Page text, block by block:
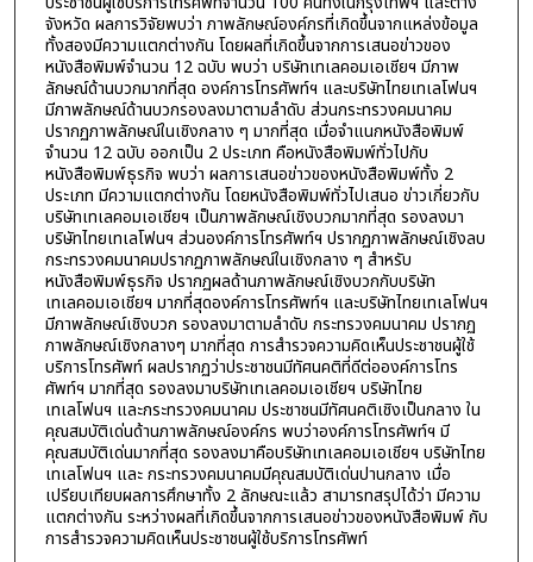
จังหวัด ผลการวิจัยพบว่า ภาพลักษณ์องค์กรที่เกิดขึ้นจากแหล่งข้อมูล
ทั้งสองมีความแตกต่างกัน โดยผลที่เกิดขึ้นจากการเสนอข่าวของ
หนังสือพิมพ์จำนวน 12 ฉบับ พบว่า บริษัทเทเลคอมเอเชียฯ มีภาพ
ลักษณ์ด้านบวกมากที่สุด องค์การโทรศัพท์ฯ และบริษัทไทยเทเลโฟนฯ
มีภาพลักษณ์ด้านบวกรองลงมาตามลำดับ ส่วนกระทรวงคมนาคม
ปรากฏภาพลักษณ์ในเชิงกลาง ๆ มากที่สุด เมื่อจำแนกหนังสือพิมพ์
จำนวน 12 ฉบับ ออกเป็น 2 ประเภท คือหนังสือพิมพ์ทั่วไปกับ
หนังสือพิมพ์ธุรกิจ พบว่า ผลการเสนอข่าวของหนังสือพิมพ์ทั้ง 2
ประเภท มีความแตกต่างกัน โดยหนังสือพิมพ์ทั่วไปเสนอ ข่าวเกี่ยวกับ
บริษัทเทเลคอมเอเชียฯ เป็นภาพลักษณ์เชิงบวกมากที่สุด รองลงมา
บริษัทไทยเทเลโฟนฯ ส่วนองค์การโทรศัพท์ฯ ปรากฏภาพลักษณ์เชิงลบ
กระทรวงคมนาคมปรากฏภาพลักษณ์ในเชิงกลาง ๆ สำหรับ
หนังสือพิมพ์ธุรกิจ ปรากฏผลด้านภาพลักษณ์เชิงบวกกับบริษัท
เทเลคอมเอเชียฯ มากที่สุดองค์การโทรศัพท์ฯ และบริษัทไทยเทเลโฟนฯ
มีภาพลักษณ์เชิงบวก รองลงมาตามลำดับ กระทรวงคมนาคม ปรากฏ
ภาพลักษณ์เชิงกลางๆ มากที่สุด การสำรวจความคิดเห็นประชาชนผู้ใช้
บริการโทรศัพท์ ผลปรากฏว่าประชาชนมีทัศนคติที่ดีต่อองค์การโทร
ศัพท์ฯ มากที่สุด รองลงมาบริษัทเทเลคอมเอเชียฯ บริษัทไทย
เทเลโฟนฯ และกระทรวงคมนาคม ประชาชนมีทัศนคติเชิงเป็นกลาง ใน
คุณสมบัติเด่นด้านภาพลักษณ์องค์กร พบว่าองค์การโทรศัพท์ฯ มี
คุณสมบัติเด่นมากที่สุด รองลงมาคือบริษัทเทเลคอมเอเชียฯ บริษัทไทย
เทเลโฟนฯ และ กระทรวงคมนาคมมีคุณสมบัติเด่นปานกลาง เมื่อ
เปรียบเทียบผลการศึกษาทั้ง 2 ลักษณะแล้ว สามารทสรุปได้ว่า มีความ
แตกต่างกัน ระหว่างผลที่เกิดขึ้นจากการเสนอข่าวของหนังสือพิมพ์ กับ
การสำรวจความคิดเห็นประชาชนผู้ใช้บริการโทรศัพท์